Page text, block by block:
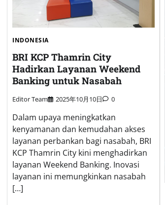
INDONESIA
BRI KCP Thamrin City
Hadirkan Layanan Weekend
Banking untuk Nasabah
Editor Team 2025年10月10日 0
Dalam upaya meningkatkan
kenyamanan dan kemudahan akses
layanan perbankan bagi nasabah, BRI
KCP Thamrin City kini menghadirkan
layanan Weekend Banking. Inovasi
layanan ini memungkinkan nasabah
[…]